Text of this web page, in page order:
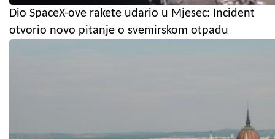
Dio SpaceX-ove rakete udario u Mjesec: Incident
otvorio novo pitanje o svemirskom otpadu